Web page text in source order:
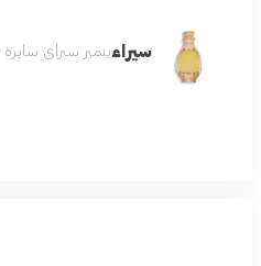
سيراءيتميز سبراي سايرة 70 مل بعبير أنيق مع نفحات عليا منعشة من اللافندر والبرغموت وقلب فاخر من العود والورد الوردي يتطور إلى قاعدة دافئة من الفانيليا والعنبر لخلق تجربة عطرية راقية وطويلة الأمد